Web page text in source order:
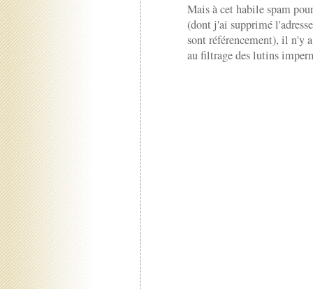
Mais à cet habile spam
(dont j'ai supprimé
sont référencement), il n'y
au filtrage des lutins